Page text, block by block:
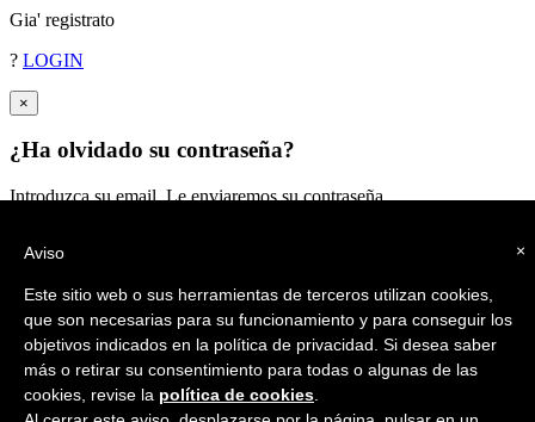
Gia' registrato
? LOGIN
×
¿Ha olvidado su contraseña?
Introduzca su email. Le enviaremos su contraseña
×
Aviso
Este sitio web o sus herramientas de terceros utilizan cookies,
que son necesarias para su funcionamiento y para conseguir los
objetivos indicados en la política de privacidad. Si desea saber
más o retirar su consentimiento para todas o algunas de las
cookies, revise la política de cookies